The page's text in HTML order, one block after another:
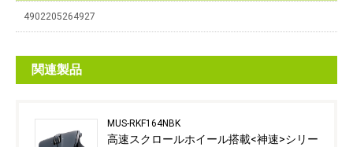
4902205264927
関連製品
MUS-RKF164NBK
高速スクロールホイール搭載<神速>シリー